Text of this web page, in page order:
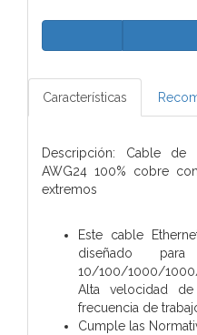
Características
Descripción: Cable de
AWG24 100% cobre
extremos
Este cable
diseñado
10/100/1000/
Alta velocidad de
frecuencia de
Cumple las